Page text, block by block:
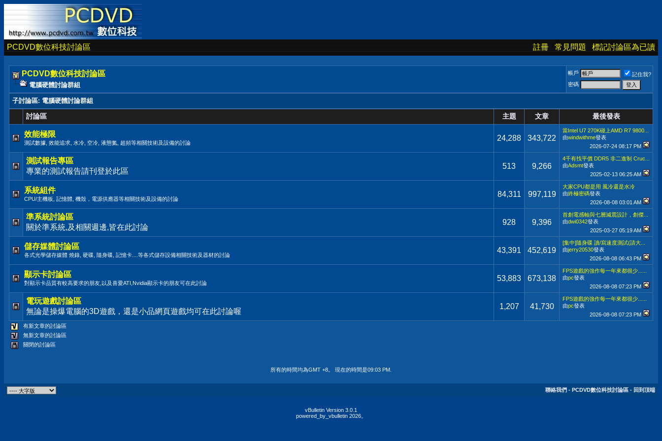
PCDVD數位科技討論區 註冊 常見問題 標記討論區為已讀
PCDVD數位科技討論區
電腦硬體討論群組
帳戶
記住我?
密碼
子討論區: 電腦硬體討論群組
討論區 主題 文章 最後發表
效能極限
測試數據, 效能追求, 水冷, 空冷, 液態氮, 超頻等相關技術及設備的討論
24,288 343,722
當Intel U7 270K碰上AMD R7 9800...
由windwithme發表
2026-07-24 08:17 PM
測試報告專區
專業的測試報告請刊登於此區
513 9,266
4千有找平價 DDR5 非二進制 Cruc...
由Adsmt發表
2025-02-13 06:25 AM
系統組件
CPU/主機板, 記憶體, 機殼，電源供應器等相關技術及設備的討論
84,311 997,119
大家CPU都是用 風冷還是水冷
由終極密碼發表
2026-08-08 03:01 AM
準系統討論區
關於準系統,及相關週邊,皆在此討論
928 9,396
首創電感軸與七層減震設計，創傑...
由dwi0342發表
2025-03-27 05:19 AM
儲存媒體討論區
各式光學儲存媒體 燒錄, 硬碟, 隨身碟, 記憶卡....等各式儲存設備相關技術及器材的討論
43,391 452,619
[集中]隨身碟 讀/寫速度測試(請大...
由jerry20530發表
2026-08-08 06:43 PM
顯示卡討論區
對顯示卡品質有較高要求的朋友,以及喜愛ATI,Nvidia顯示卡的朋友可在此討論
53,883 673,138
FPS遊戲的強作每一年來都很少......
由pc發表
2026-08-08 07:23 PM
電玩遊戲討論區
無論是操爆電腦的3D遊戲，還是小品網頁遊戲均可在此討論喔
1,207 41,730
FPS遊戲的強作每一年來都很少......
由pc發表
2026-08-08 07:23 PM
有新文章的討論區
無新文章的討論區
關閉的討論區
所有的時間均為GMT +8。 現在的時間是09:03 PM
聯絡我們 - PCDVD數位科技討論區 - 回到頂端
vBulletin Version 3.0.1
powered_by_vbulletin 2026。